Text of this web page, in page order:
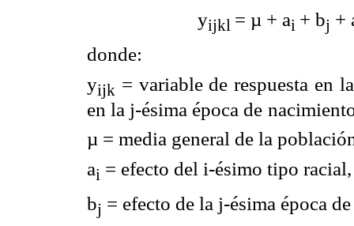
yijkl = µ + ai + bj +
donde:
yijk = variable de respuesta en
en la j-ésima época de
µ = media general de la
ai = efecto del i-ésimo tipo racial,
bj = efecto de la j-ésima época